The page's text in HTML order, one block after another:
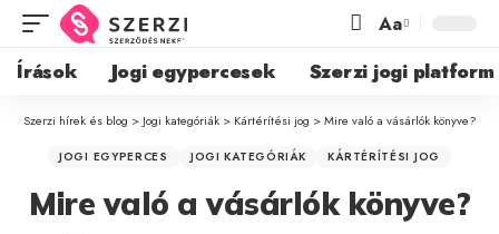
Aa
Írások Jogi egypercesek Szerzi jogi platform
Szerzi hírek és blog > Jogi kategóriák> Kártérítési jog >Mire való a vásárlók könyve?
JOGI EGYPERCES JOGI KATEGÓRIÁK KÁRTÉRÍTÉSI JOG
Mire való a vásárlók könyve?